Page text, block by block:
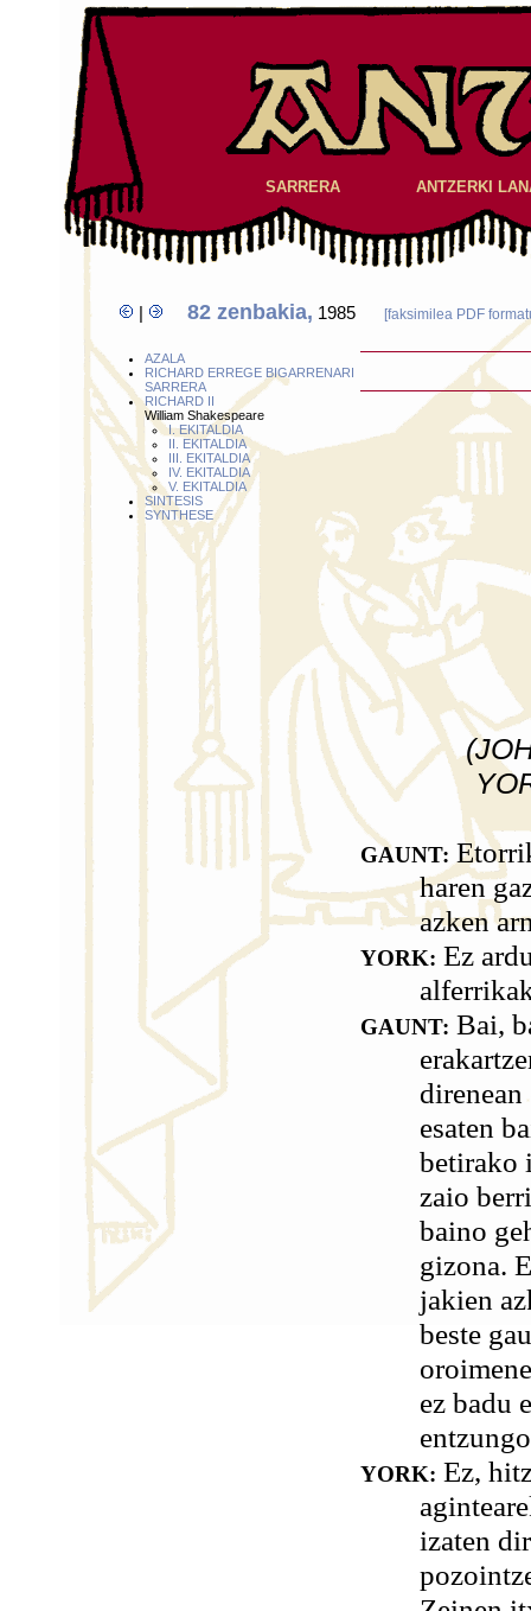
SARRERA ANTZERKI
| 82 zenbakia, 1985 [faksimilea PDF
AZALA
RICHARD ERREGE BIGARRENARI
SARRERA
RICHARD II
William Shakespeare
I. EKITALDIA
II. EKITALDIA
III. EKITALDIA
IV. EKITALDIA
V. EKITALDIA
SINTESIS
SYNTHESE
GAUNT:
haren
azken
YORK: Ez
GAUNT: Bai,
esaten
betirako
zaio
baino
gizona.
jakien
beste
ez badu
YORK: Ez,
izaten